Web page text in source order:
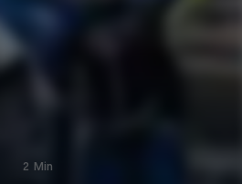
2 Min